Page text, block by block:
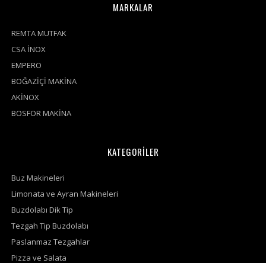
MARKALAR
REMTA MUTFAK
CSA İNOX
EMPERO
BOĞAZİÇİ MAKİNA
AKİNOX
BOSFOR MAKİNA
KATEGORİLER
Buz Makineleri
Limonata ve Ayran Makineleri
Buzdolabı Dik Tip
Tezgah Tip Buzdolabı
Paslanmaz Tezgahlar
Pizza ve Salata